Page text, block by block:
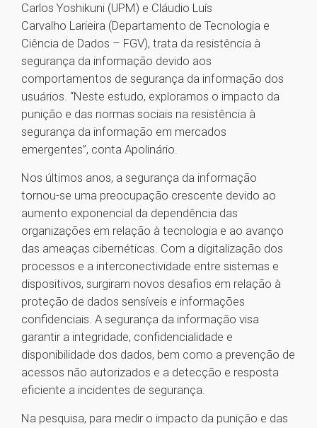
Carlos Yoshikuni (UPM) e Cláudio Luís
Carvalho Larieira (Departamento de Tecnologia e
Ciência de Dados – FGV), trata da resistência à
segurança da informação devido aos
comportamentos de segurança da informação dos
usuários. “Neste estudo, exploramos o impacto da
punição e das normas sociais na resistência à
segurança da informação em mercados
emergentes”, conta Apolinário.
Nos últimos anos, a segurança da informação
tornou-se uma preocupação crescente devido ao
aumento exponencial da dependência das
organizações em relação à tecnologia e ao avanço
das ameaças cibernéticas. Com a digitalização dos
processos e a interconectividade entre sistemas e
dispositivos, surgiram novos desafios em relação à
proteção de dados sensíveis e informações
confidenciais. A segurança da informação visa
garantir a integridade, confidencialidade e
disponibilidade dos dados, bem como a prevenção de
acessos não autorizados e a detecção e resposta
eficiente a incidentes de segurança.
Na pesquisa, para medir o impacto da punição e das